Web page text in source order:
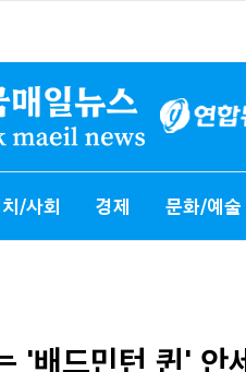
/사회 경제 문화/예술
'배드민턴 퀸' 안